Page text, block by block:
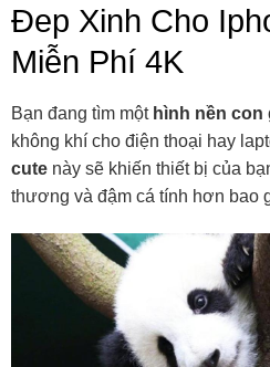
Đep Xinh Cho
Miễn Phí 4K
Bạn đang tìm một hình nền con
không khí cho điện thoại hay
cute này sẽ khiến thiết bị của
thương và đậm cá tính hơn bao